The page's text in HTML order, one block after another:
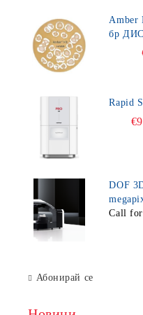
Amber Mill
бр
Rapid
DOF
Call
Абонирай се